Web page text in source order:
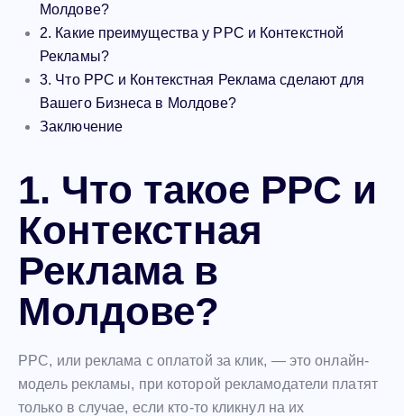
Молдове?
2. Какие преимущества у PPC и Контекстной
Рекламы?
3. Что PPC и Контекстная Реклама сделают для
Вашего Бизнеса в Молдове?
Заключение
1. Что такое PPC и
Контекстная
Реклама в
Молдове?
PPC, или реклама с оплатой за клик, — это онлайн-
модель рекламы, при которой рекламодатели платят
только в случае, если кто-то кликнул на их